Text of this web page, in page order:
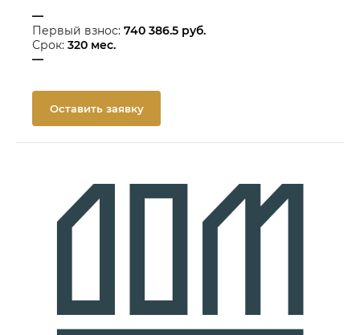
—
Первый взнос: 740 386.5 руб.
Срок: 320 мес.
—
Оставить заявку